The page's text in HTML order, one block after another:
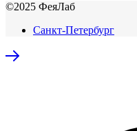
©2025 ФеяЛаб
Санкт-Петербург